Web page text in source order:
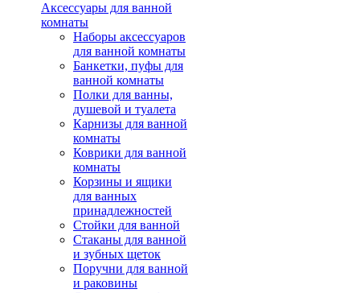
Аксессуары для ванной
комнаты
Наборы аксессуаров
для ванной комнаты
Банкетки, пуфы для
ванной комнаты
Полки для ванны,
душевой и туалета
Карнизы для ванной
комнаты
Коврики для ванной
комнаты
Корзины и ящики
для ванных
принадлежностей
Стойки для ванной
Стаканы для ванной
и зубных щеток
Поручни для ванной
и раковины